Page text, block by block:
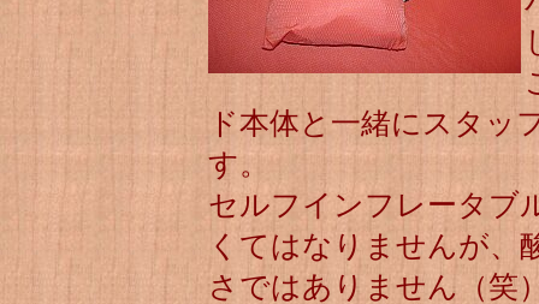
ド本体と一緒にスタッ
す。
セルフインフレータブ
くてはなりませんが、
さではありません（笑